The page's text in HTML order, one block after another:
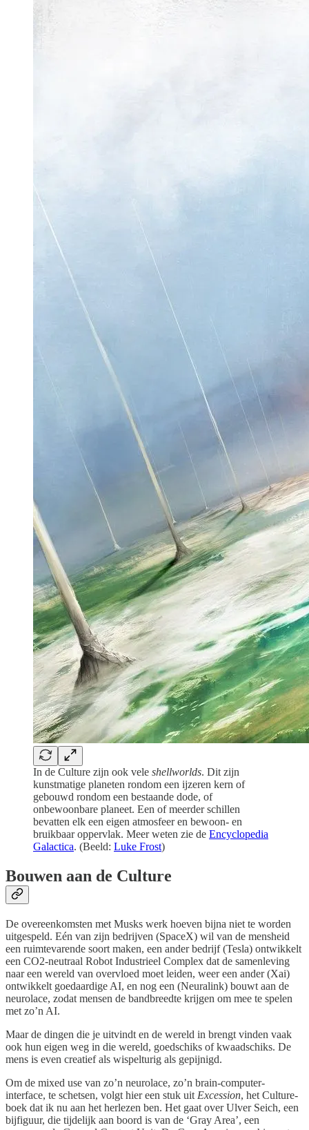
In de Culture zijn ook vele shellworlds. Dit zijn
kunstmatige planeten rondom een ijzeren kern of
gebouwd rondom een bestaande dode, of
onbewoonbare planeet. Een of meerder schillen
bevatten elk een eigen atmosfeer en bewoon- en
bruikbaar oppervlak. Meer weten zie de Encyclopedia
Galactica. (Beeld: Luke Frost)
Bouwen aan de Culture
De overeenkomsten met Musks werk hoeven bijna niet te worden
uitgespeld. Eén van zijn bedrijven (SpaceX) wil van de mensheid
een ruimtevarende soort maken, een ander bedrijf (Tesla) ontwikkelt
een CO2-neutraal Robot Industrieel Complex dat de samenleving
naar een wereld van overvloed moet leiden, weer een ander (Xai)
ontwikkelt goedaardige AI, en nog een (Neuralink) bouwt aan de
neurolace, zodat mensen de bandbreedte krijgen om mee te spelen
met zo’n AI.
Maar de dingen die je uitvindt en de wereld in brengt vinden vaak
ook hun eigen weg in die wereld, goedschiks of kwaadschiks. De
mens is even creatief als wispelturig als gepijnigd.
Om de mixed use van zo’n neurolace, zo’n brain-computer-
interface, te schetsen, volgt hier een stuk uit Excession, het Culture-
boek dat ik nu aan het herlezen ben. Het gaat over Ulver Seich, een
bijfiguur, die tijdelijk aan boord is van de ‘Gray Area’, een